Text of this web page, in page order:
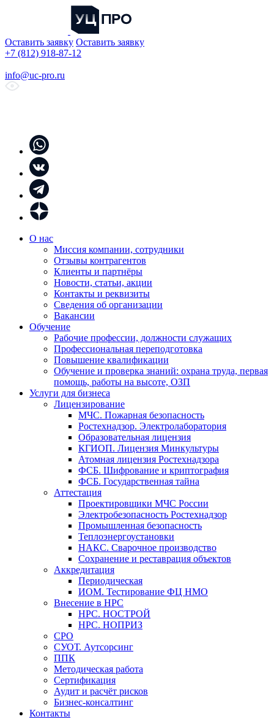
Оставить заявку Оставить заявку
+7 (812) 918-87-12
info@uc-pro.ru
О нас
Миссия компании, сотрудники
Отзывы контрагентов
Клиенты и партнёры
Новости, статьи, акции
Контакты и реквизиты
Сведения об организации
Вакансии
Обучение
Рабочие профессии, должности служащих
Профессиональная переподготовка
Повышение квалификации
Обучение и проверка знаний: охрана труда, первая
помощь, работы на высоте, ОЗП
Услуги для бизнеса
Лицензирование
МЧС. Пожарная безопасность
Ростехнадзор. Электролаборатория
Образовательная лицензия
КГИОП. Лицензия Минкультуры
Атомная лицензия Ростехнадзора
ФСБ. Шифрование и криптография
ФСБ. Государственная тайна
Аттестация
Проектировщики МЧС России
Электробезопасность Ростехнадзор
Промышленная безопасность
Теплоэнергоустановки
НАКС. Сварочное производство
Сохранение и реставрация объектов
Аккредитация
Периодическая
ИОМ. Тестирование ФЦ НМО
Внесение в НРС
НРС. НОСТРОЙ
НРС. НОПРИЗ
СРО
СУОТ. Аутсорсинг
ППК
Методическая работа
Сертификация
Аудит и расчёт рисков
Бизнес-консалтинг
Контакты